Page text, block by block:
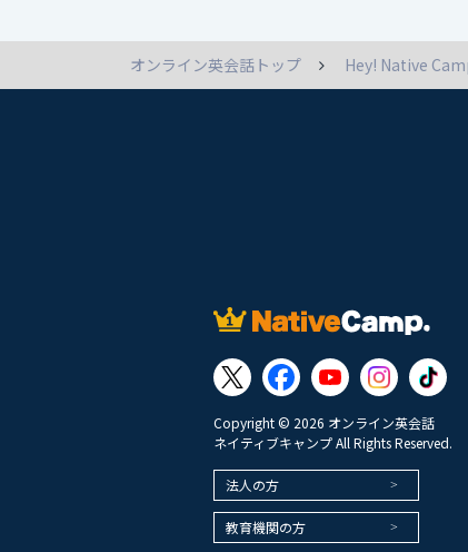
オンライン英会話トップ Hey! Native
Copyright © 2026 オンライン英会話
ネイティブキャンプ All Rights Reserved.
法人の方
教育機関の方